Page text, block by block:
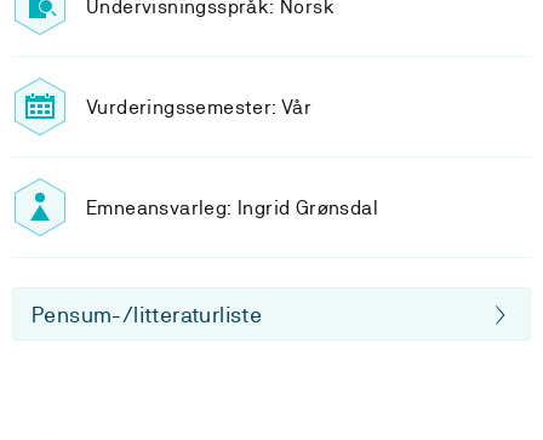
Undervisningsspråk: Norsk
Vurderingssemester: Vår
Emneansvarleg: Ingrid Grønsdal
Pensum-/litteraturliste